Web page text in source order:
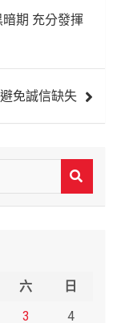
期 充分發揮
免誠信缺失
六
日
3 4